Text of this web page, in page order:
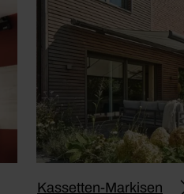
Kassetten-Markisen